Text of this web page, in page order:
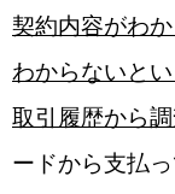
契約内容がわ
わからないと
取引履歴から
ードから支払